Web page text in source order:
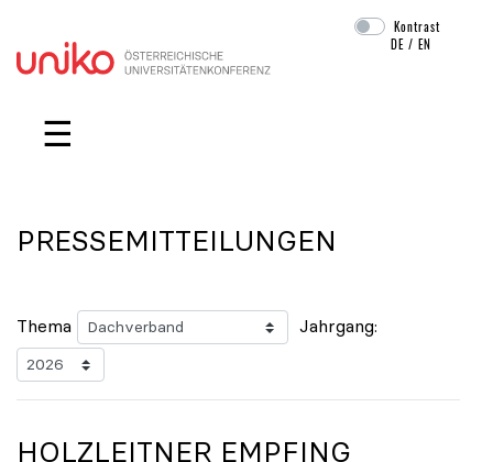
Navigation überspringen
Kontrast
DE /EN
☰
PRESSEMITTEILUNGEN
Thema Jahrgang:
HOLZLEITNER EMPFING